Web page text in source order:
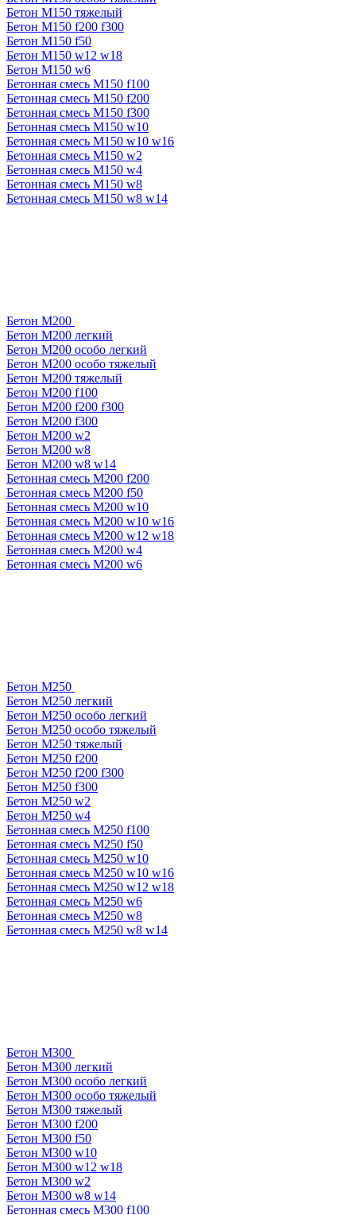
Бетон М150 тяжелый
Бетон М150 f200 f300
Бетон М150 f50
Бетон М150 w12 w18
Бетон М150 w6
Бетонная смесь М150 f100
Бетонная смесь М150 f200
Бетонная смесь М150 f300
Бетонная смесь М150 w10
Бетонная смесь М150 w10 w16
Бетонная смесь М150 w2
Бетонная смесь М150 w4
Бетонная смесь М150 w8
Бетонная смесь М150 w8 w14
Бетон М200
Бетон М200 легкий
Бетон М200 особо легкий
Бетон М200 особо тяжелый
Бетон М200 тяжелый
Бетон М200 f100
Бетон М200 f200 f300
Бетон М200 f300
Бетон М200 w2
Бетон М200 w8
Бетон М200 w8 w14
Бетонная смесь М200 f200
Бетонная смесь М200 f50
Бетонная смесь М200 w10
Бетонная смесь М200 w10 w16
Бетонная смесь М200 w12 w18
Бетонная смесь М200 w4
Бетонная смесь М200 w6
Бетон М250
Бетон М250 легкий
Бетон М250 особо легкий
Бетон М250 особо тяжелый
Бетон М250 тяжелый
Бетон М250 f200
Бетон М250 f200 f300
Бетон М250 f300
Бетон М250 w2
Бетон М250 w4
Бетонная смесь М250 f100
Бетонная смесь М250 f50
Бетонная смесь М250 w10
Бетонная смесь М250 w10 w16
Бетонная смесь М250 w12 w18
Бетонная смесь М250 w6
Бетонная смесь М250 w8
Бетонная смесь М250 w8 w14
Бетон М300
Бетон М300 легкий
Бетон М300 особо легкий
Бетон М300 особо тяжелый
Бетон М300 тяжелый
Бетон М300 f200
Бетон М300 f50
Бетон М300 w10
Бетон М300 w12 w18
Бетон М300 w2
Бетон М300 w8 w14
Бетонная смесь М300 f100